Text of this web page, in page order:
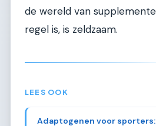
de wereld van
regel is, is zeldzaam.
LEES OOK
Adaptogenen voor